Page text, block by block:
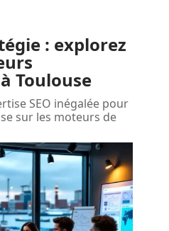
: explorez
Toulouse
SEO inégalée pour
sur les moteurs de